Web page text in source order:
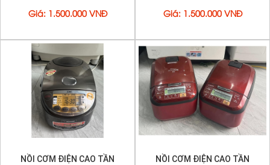
Giá: 1.500.000 VNĐ Giá: 1.500.000 VNĐ
NỒI CƠM ĐIỆN CAO TẦN
NỒI CƠM ĐIỆN CAO TẦN